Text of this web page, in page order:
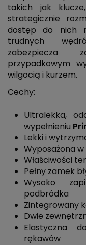
takich jak
strategicznie
dostęp do nich
trudnych
zabezpiecza
przypadkowym
wilgocią i kurzem.
Cechy:
Ultralekka,
wypełnieniu
Lekki i
Wyposażona w
Właściwości
Pełny zamek
Wysoko
podbródka
Zintegrowany
Dwie
Elastyczna
rękawów